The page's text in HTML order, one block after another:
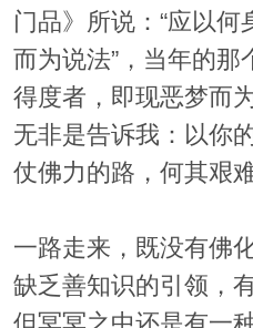
门品》所说：“应以
而为说法”，当年的那
得度者，即现恶梦而
无非是告诉我：以你
仗佛力的路，何其艰
一路走来，既没有佛
缺乏善知识的引领，